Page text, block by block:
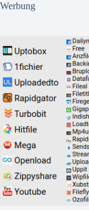
Werbung